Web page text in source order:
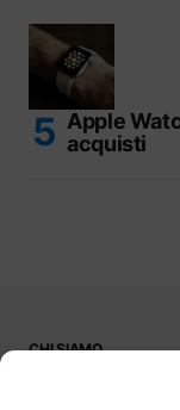
Apple
acquisti
CHI SIAMO